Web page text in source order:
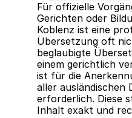
Für offizielle
Gerichten oder
Koblenz ist eine
Übersetzung oft
beglaubigte
einem gerichtlich
ist für die
aller ausländischen
erforderlich. Diese
Inhalt exakt und